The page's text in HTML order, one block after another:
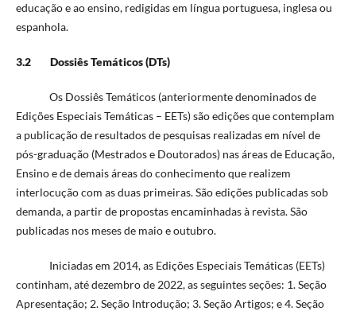
educação e ao ensino, redigidas em língua portuguesa, inglesa ou
espanhola.
3.2 Dossiês Temáticos (DTs)
Os Dossiês Temáticos (anteriormente denominados de
Edições Especiais Temáticas – EETs) são edições que contemplam
a publicação de resultados de pesquisas realizadas em nível de
pós-graduação (Mestrados e Doutorados) nas áreas de Educação,
Ensino e de demais áreas do conhecimento que realizem
interlocução com as duas primeiras. São edições publicadas sob
demanda, a partir de propostas encaminhadas à revista. São
publicadas nos meses de maio e outubro.
Iniciadas em 2014, as Edições Especiais Temáticas (EETs)
continham, até dezembro de 2022, as seguintes seções: 1. Seção
Apresentação; 2. Seção Introdução; 3. Seção Artigos; e 4. Seção